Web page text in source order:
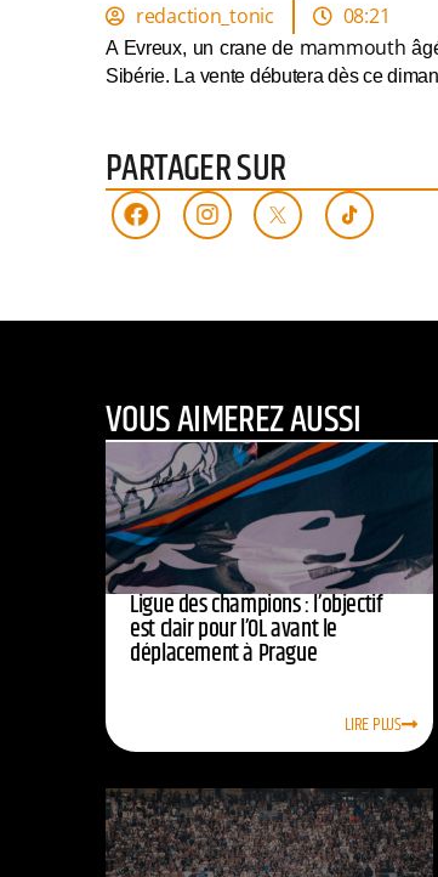
redaction_tonic 08:21
A Evreux, un crane de mammouth
Sibérie. La vente débutera dès ce
PARTAGER SUR
VOUS AIMEREZ AUSSI
Ligue des champions : l’objectif
est clair pour l’OL avant le
déplacement à Prague
LIRE PLUS